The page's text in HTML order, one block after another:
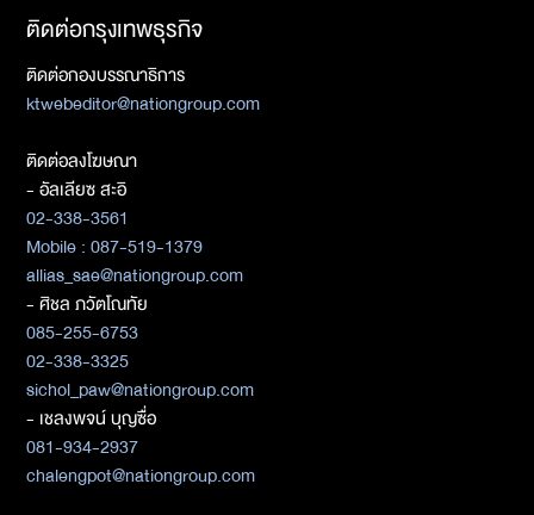
ติดต่อกรุงเทพธุรกิจ
ติดต่อกองบรรณาธิการ
ktwebeditor@nationgroup.com
ติดต่อลงโฆษณา
- อัลเลียซ สะอิ
02-338-3561
Mobile : 087-519-1379
allias_sae@nationgroup.com
- ศิชล ภวัตโณทัย
085-255-6753
02-338-3325
sichol_paw@nationgroup.com
- เชลงพจน์ บุญซื่อ
081-934-2937
chalengpot@nationgroup.com